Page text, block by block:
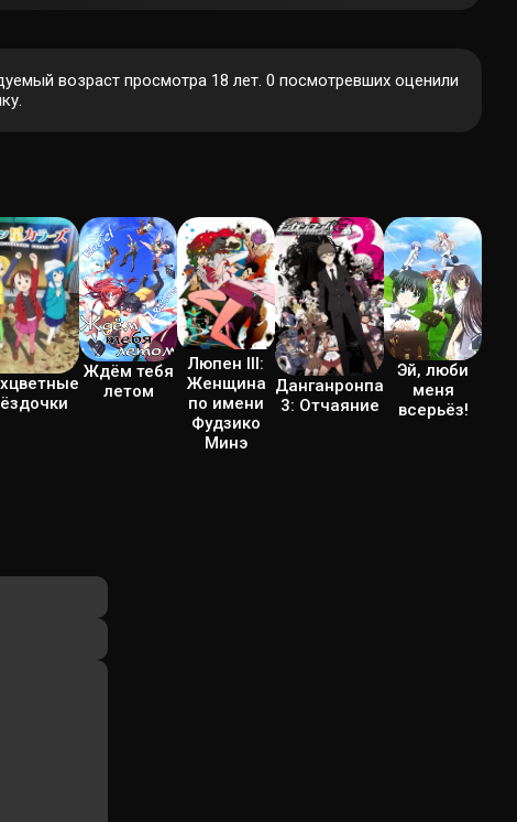
возраст просмотра 18 лет. 0 посмотревших оценили
Ждём тебя
летом
Люпен III:
Женщина
по имени
Фудзико
Минэ
Данганронпа
3: Отчаяние
Эй, люби
меня
всерьёз!